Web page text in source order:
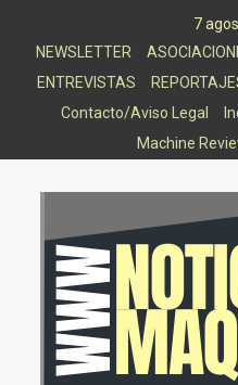
7
NEWSLETTER
ENTREVISTAS
Contacto/Aviso Legal
Machine